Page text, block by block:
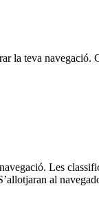
la teva navegació.
Les
al